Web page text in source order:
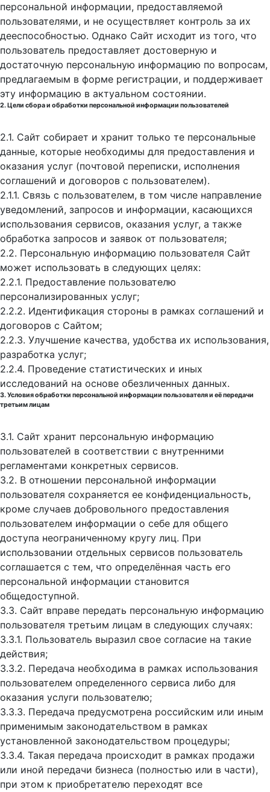
персональной информации, предоставляемой
пользователями, и не осуществляет контроль за их
дееспособностью. Однако Сайт исходит из того, что
пользователь предоставляет достоверную и
достаточную персональную информацию по вопросам,
предлагаемым в форме регистрации, и поддерживает
эту информацию в актуальном состоянии.
2. Цели сбора и обработки персональной информации пользователей
2.1. Сайт собирает и хранит только те персональные
данные, которые необходимы для предоставления и
оказания услуг (почтовой переписки, исполнения
соглашений и договоров с пользователем).
2.1.1. Связь с пользователем, в том числе направление
уведомлений, запросов и информации, касающихся
использования сервисов, оказания услуг, а также
обработка запросов и заявок от пользователя;
2.2. Персональную информацию пользователя Сайт
может использовать в следующих целях:
2.2.1. Предоставление пользователю
персонализированных услуг;
2.2.2. Идентификация стороны в рамках соглашений и
договоров с Сайтом;
2.2.3. Улучшение качества, удобства их использования,
разработка услуг;
2.2.4. Проведение статистических и иных
исследований на основе обезличенных данных.
3. Условия обработки персональной информации пользователя и её передачи
третьим лицам
3.1. Сайт хранит персональную информацию
пользователей в соответствии с внутренними
регламентами конкретных сервисов.
3.2. В отношении персональной информации
пользователя сохраняется ее конфиденциальность,
кроме случаев добровольного предоставления
пользователем информации о себе для общего
доступа неограниченному кругу лиц. При
использовании отдельных сервисов пользователь
соглашается с тем, что определённая часть его
персональной информации становится
общедоступной.
3.3. Сайт вправе передать персональную информацию
пользователя третьим лицам в следующих случаях:
3.3.1. Пользователь выразил свое согласие на такие
действия;
3.3.2. Передача необходима в рамках использования
пользователем определенного сервиса либо для
оказания услуги пользователю;
3.3.3. Передача предусмотрена российским или иным
применимым законодательством в рамках
установленной законодательством процедуры;
3.3.4. Такая передача происходит в рамках продажи
или иной передачи бизнеса (полностью или в части),
при этом к приобретателю переходят все